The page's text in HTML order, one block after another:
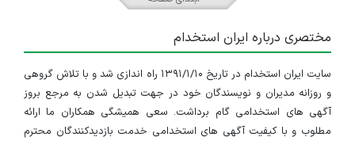
مختصری درباره ایران استخدام
سایت ایران استخدام در تاریخ ۱۳۹۱/۱/۱۰ راه اندازی شد و با تلاش گروهی
و روزانه مدیران و نویسندگان خود در جهت تبدیل شدن به مرجع بروز
آگهی های استخدامی گام برداشت. سعی همیشگی همکاران ما ارائه
مطلوب و با کیفیت آگهی های استخدامی خدمت بازدیدکنندگان محترم